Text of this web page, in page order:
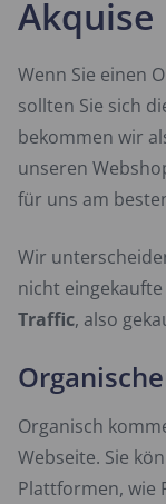
Akquise
Wenn Sie einen
sollten Sie sich
bekommen wir
unseren
für uns am
Wir
nicht
Traffic, also
Organisch
Webseite. Sie
Plattformen, wie